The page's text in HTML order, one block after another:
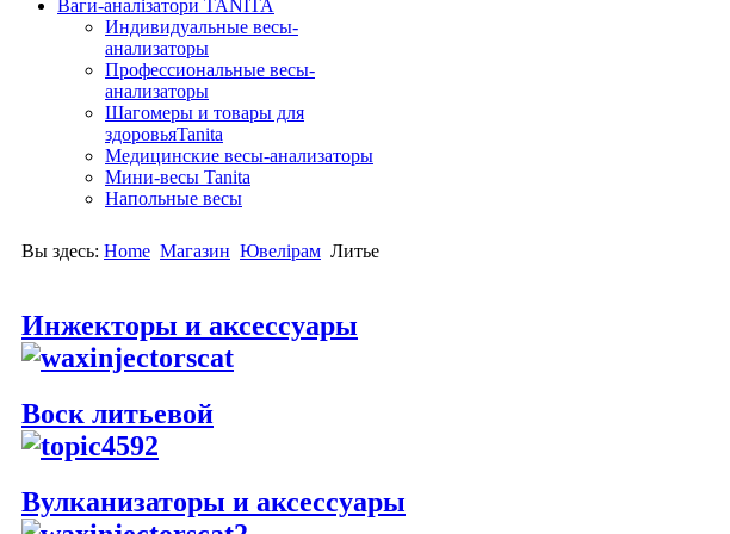
Ваги-аналізатори TANITA
Индивидуальные весы-
анализаторы
Профессиональные весы-
анализаторы
Шагомеры и товары для
здоровьяTanita
Медицинские весы-анализаторы
Мини-весы Tanita
Напольные весы
Вы здесь: Home Магазин Ювелірам Литье
Инжекторы и аксессуары
Воск литьевой
Вулканизаторы и аксессуары